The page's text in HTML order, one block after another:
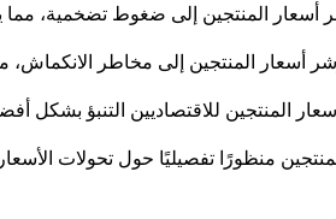
أسعار المنتجين إلى ضغوط تضخمية،
أسعار المنتجين إلى مخاطر الانكماش،
المنتجين للاقتصاديين التنبؤ بشكل
منظورًا تفصيليًا حول تحولات